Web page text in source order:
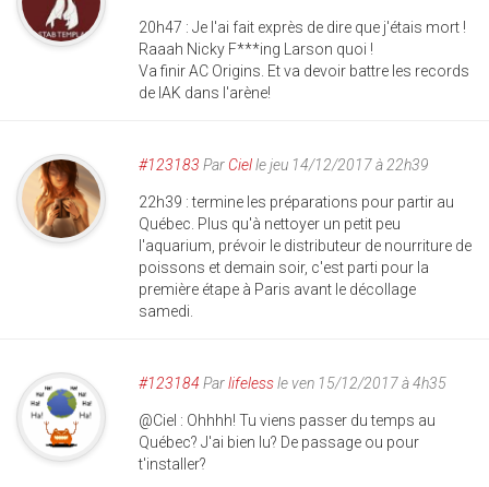
20h47 : Je l'ai fait exprès de dire que j'étais mort !
Raaah Nicky F***ing Larson quoi !
Va finir AC Origins. Et va devoir battre les records
de IAK dans l'arène!
#123183 Par Cielle jeu 14/12/2017 à 22h39
22h39 : termine les préparations pour partir au
Québec. Plus qu'à nettoyer un petit peu
l'aquarium, prévoir le distributeur de nourriture de
poissons et demain soir, c'est parti pour la
première étape à Paris avant le décollage
samedi.
#123184 Parlifelessle ven 15/12/2017 à 4h35
@Ciel : Ohhhh! Tu viens passer du temps au
Québec? J'ai bien lu? De passage ou pour
t'installer?